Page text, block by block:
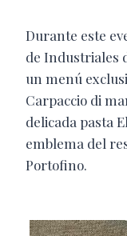
Durante este
de Industriales
un menú
Carpaccio di
delicada pasta
emblema del
Portofino.